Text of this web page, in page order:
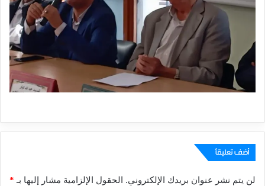
أضف تعليقاً
لن يتم نشر عنوان بريدك الإلكتروني. الحقول الإلزامية مشار إليها بـ *